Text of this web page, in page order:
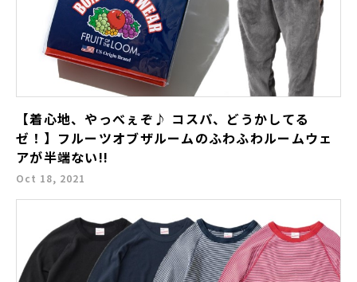
【着心地、やっべぇぞ♪ コスパ、どうかしてる
ゼ！】フルーツオブザルームのふわふわルームウェ
アが半端ない!!
Oct 18, 2021